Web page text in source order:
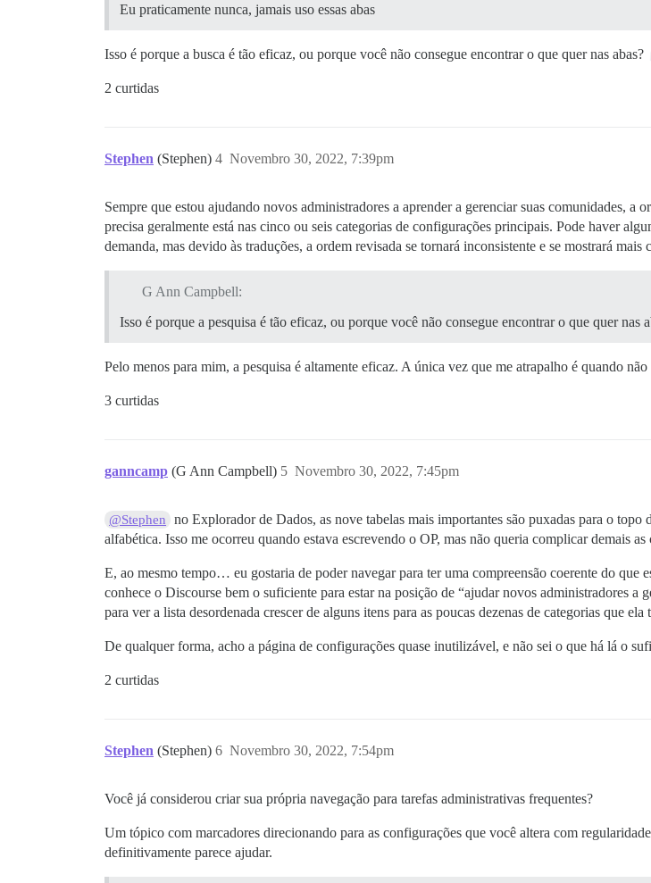
Eu praticamente nunca, jamais uso essas abas
Isso é porque a busca é tão eficaz, ou porque você não consegue encontrar o que quer nas abas?
2 curtidas
Stephen (Stephen) Novembro 30, 2022, 7:39pm
4
Sempre que estou ajudando novos administradores a aprender a gerenciar suas comunidades,
precisa geralmente está nas cinco ou seis categorias de configurações principais. Pode haver
demanda, mas devido às traduções, a ordem revisada se tornará inconsistente e se mostrará mais
G Ann Campbell:
Isso é porque a pesquisa é tão eficaz, ou porque você não consegue encontrar o que quer nas
Pelo menos para mim, a pesquisa é altamente eficaz. A única vez que me atrapalho é quando
3 curtidas
ganncamp (G Ann Campbell) Novembro 30, 2022, 7:45pm
5
@Stephen
no Explorador de Dados, as nove tabelas mais importantes são puxadas para o
alfabética. Isso me ocorreu quando estava escrevendo o OP, mas não queria complicar demais
E, ao mesmo tempo… eu gostaria de poder navegar para ter uma compreensão coerente do
conhece o Discourse bem o suficiente para estar na posição de “ajudar novos administradores
para ver a lista desordenada crescer de alguns itens para as poucas dezenas de categorias que ela
De qualquer forma, acho a página de configurações quase inutilizável, e não sei o que há lá o
2 curtidas
Stephen (Stephen) Novembro 30, 2022, 7:54pm
6
Você já considerou criar sua própria navegação para tarefas administrativas frequentes?
Um tópico com marcadores direcionando para as configurações que você altera com
definitivamente parece ajudar.